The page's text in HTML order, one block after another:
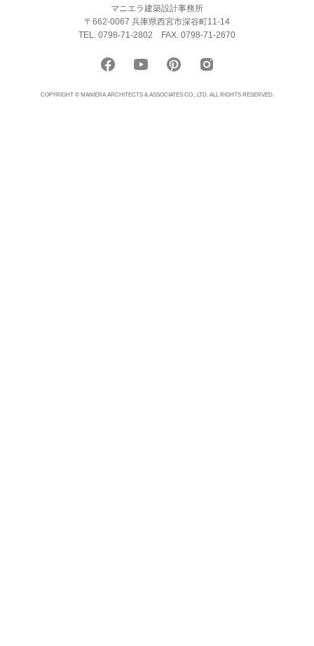
マニエラ建築設計事務所
〒662-0067 兵庫県西宮市深谷町11-14
TEL. 0798-71-2802 FAX. 0798-71-2670
COPYRIGHT © MANIERA ARCHITECTS & ASSOCIATES CO., LTD. ALL RIGHTS RESERVED.